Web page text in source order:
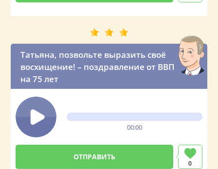
Татьяна, позвольте выразить своё
восхищение! – поздравление от ВВП
на 75 лет
00:00
0